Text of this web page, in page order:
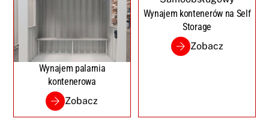
Wynajem palarnia
kontenerowa
Zobacz
Wynajem kontenerów na Self
Storage
Zobacz